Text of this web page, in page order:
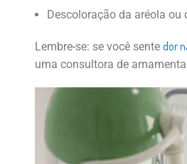
Descoloração da aréola ou
Lembre-se: se você sente dor
uma consultora de